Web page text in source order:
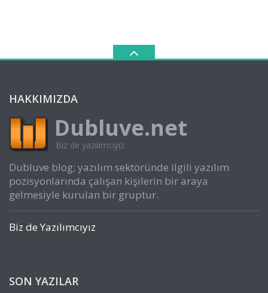
HAKKIMIZDA
Dubluve.net
Biz de yazılımcıyız
Dubluve blog; yazılım sektöründe ilgili yazılım
pozisyonlarında çalışan kişilerin bir araya
gelmesiyle kurulan bir gruptur.
Biz de Yazılımcıyız
SON YAZILAR